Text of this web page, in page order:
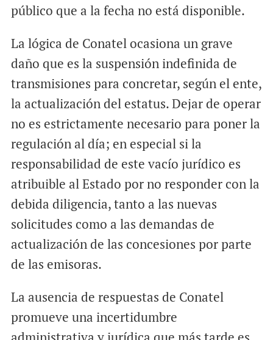
público que a la fecha no está disponible.
La lógica de Conatel ocasiona un grave
daño que es la suspensión indefinida de
transmisiones para concretar, según el ente,
la actualización del estatus. Dejar de operar
no es estrictamente necesario para poner la
regulación al día; en especial si la
responsabilidad de este vacío jurídico es
atribuible al Estado por no responder con la
debida diligencia, tanto a las nuevas
solicitudes como a las demandas de
actualización de las concesiones por parte
de las emisoras.
La ausencia de respuestas de Conatel
promueve una incertidumbre